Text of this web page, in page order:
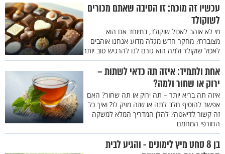
עכשיו זה מוכח: זו הסיבה שאתם מכורים
לשוקולד
מי לא אוהב לאכול שוקולד, במיוחד אם הוא
מצוברח? מחקר חדש מגלה מדוע אנחנו אוהבים
לאכול שוקולד ולמה הוא גורם לנו להרגיש טוב יותר
אחת ולתמיד: איזה תה כדאי לשתות –
ירוק או שחור ולמה?
איזה תה בריא יותר – תה ירוק או תה שחור? האם
אפשר להוסיף חלב לתה או שזה מזיק לו? ואיך כל
זה קשור לדיאטה? להלן המדריך המלא למשקה
החורפי המחמם
בן 8 סחט מיץ לימונים - והגיע לבית